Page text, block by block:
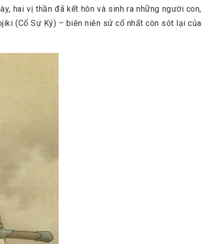
hai vị thần đã kết hôn và sinh ra những người con,
(Cổ Sự Ký) – biên niên sử cổ nhất còn sót lại của